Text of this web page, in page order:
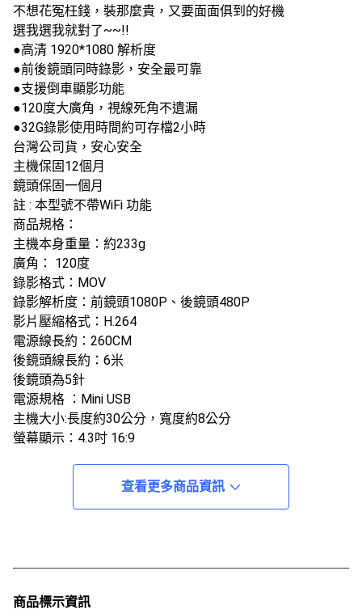
不想花冤枉錢，裝那麼貴，又要面面俱到的好機
選我選我就對了~~!!
●高清 1920*1080 解析度
●前後鏡頭同時錄影，安全最可靠
●支援倒車顯影功能
●120度大廣角，視線死角不遺漏
●32G錄影使用時間約可存檔2小時
台灣公司貨，安心安全
主機保固12個月
鏡頭保固一個月
註 : 本型號不帶WiFi 功能
商品規格：
主機本身重量：約233g
廣角： 120度
錄影格式：MOV
錄影解析度：前鏡頭1080P、後鏡頭480P
影片壓縮格式：H.264
電源線長約：260CM
後鏡頭線長約：6米
後鏡頭為5針
電源規格 ：Mini USB
主機大小:長度約30公分，寬度約8公分
螢幕顯示：4.3吋 16:9
◎主機保固12個月，後鏡頭、車充保固一個月
◎外力損壞 / 操作不當導致機體內部進水、受潮，不在負保
◎鑑賞期非試用期，安裝後無法退貨，敬請知悉
◎保固期間內維修，會需要負擔來回寄送費用
查看更多商品資訊
商品標示資訊